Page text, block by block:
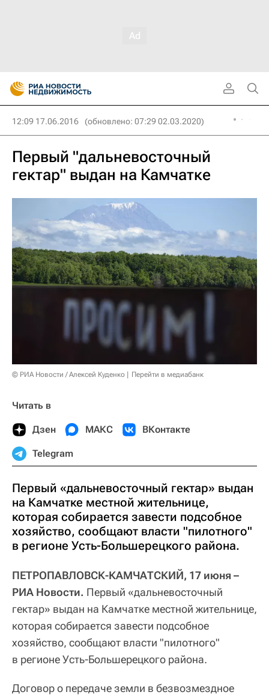
12:09 17.06.2016 (обновлено: 07:29 02.03.2020)
Первый "дальневосточный
гектар" выдан на Камчатке
© РИА Новости / Алексей Куденко Перейти в медиабанк
Читать в
Дзен МАКС ВКонтакте
Telegram
Первый «дальневосточный гектар» выдан
на Камчатке местной жительнице,
которая собирается завести подсобное
хозяйство, сообщают власти "пилотного"
в регионе Усть-Большерецкого района.
ПЕТРОПАВЛОВСК-КАМЧАТСКИЙ, 17 июня –
РИА Новости. Первый «дальневосточный
гектар» выдан на Камчатке местной жительнице,
которая собирается завести подсобное
хозяйство, сообщают власти "пилотного"
в регионе Усть-Большерецкого района.
Договор о передаче земли в безвозмездное